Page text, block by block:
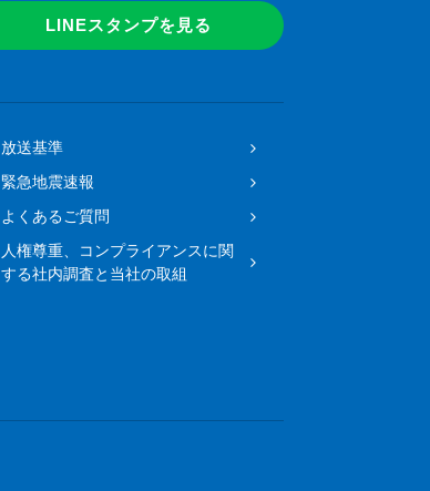
LINEスタンプを見る
放送基準
緊急地震速報
よくあるご質問
人権尊重、コンプライアンスに関
する社内調査と当社の取組